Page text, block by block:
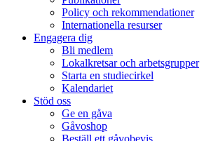
Policy och rekommendationer
Internationella resurser
Engagera dig
Bli medlem
Lokalkretsar och arbetsgrupper
Starta en studiecirkel
Kalendariet
Stöd oss
Ge en gåva
Gåvoshop
Beställ ett gåvobevis